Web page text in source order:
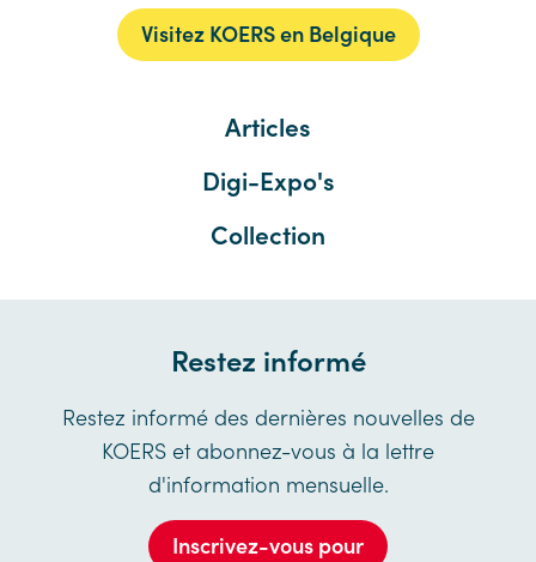
Visitez KOERS en Belgique
Articles
Digi-Expo's
Collection
Restez informé
Restez informé des dernières nouvelles de
KOERS et abonnez-vous à la lettre
d'information mensuelle.
Inscrivez-vous pour